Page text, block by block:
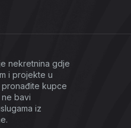
nekretnina gdje
i projekte u
kupce
bavi
iz